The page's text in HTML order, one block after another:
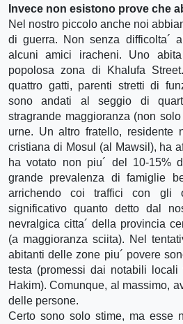
Invece non esistono prove che
Nel nostro piccolo anche noi
di guerra. Non senza difficolta´
alcuni amici iracheni. Uno
popolosa zona di Khalufa
quattro gatti, parenti stretti di
sono andati al seggio di
stragrande maggioranza (non
urne. Un altro fratello, residente
cristiana di Mosul (al Mawsil), ha
ha votato non piu´ del 10-15%
grande prevalenza di famiglie
arrichendo coi traffici con gli
significativo quanto detto dal
nevralgica citta´ della provincia
(a maggioranza sciita). Nel
abitanti delle zone piu´ povere
testa (promessi dai notabili
Hakim). Comunque, al massimo,
delle persone.
Certo sono solo stime, ma esse